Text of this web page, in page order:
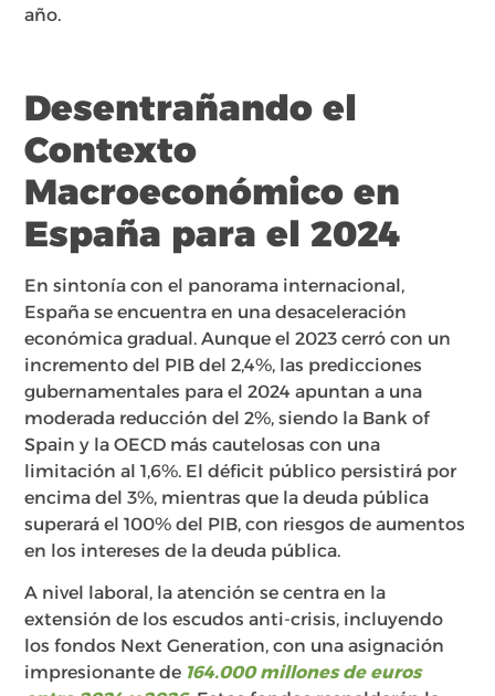
año.
Desentrañando el
Contexto
Macroeconómico en
España para el 2024
En sintonía con el panorama internacional,
España se encuentra en una desaceleración
económica gradual. Aunque el 2023 cerró con un
incremento del PIB del 2,4%, las predicciones
gubernamentales para el 2024 apuntan a una
moderada reducción del 2%, siendo la Bank of
Spain y la OECD más cautelosas con una
limitación al 1,6%. El déficit público persistirá por
encima del 3%, mientras que la deuda pública
superará el 100% del PIB, con riesgos de aumentos
en los intereses de la deuda pública.
A nivel laboral, la atención se centra en la
extensión de los escudos anti-crisis, incluyendo
los fondos Next Generation, con una asignación
impresionante de 164.000 millones de euros